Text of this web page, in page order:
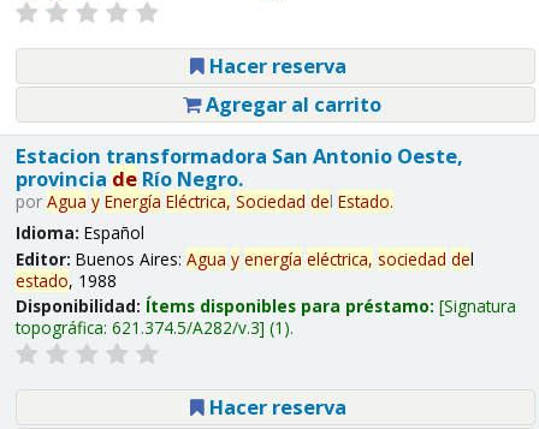
Hacer reserva
Agregar al carrito
Estacion transformadora San Antonio Oeste,
provincia deRío Negro.
por Agua y Energía Eléctrica, Sociedad del Estado.
Idioma: Español
Editor: Buenos Aires: Agua y energía eléctrica, sociedad del
estado, 1988
Disponibilidad: Ítems disponibles para préstamo: Signatura
topográfica: 621.374.5/A282/v.3 (1).
Hacer reserva